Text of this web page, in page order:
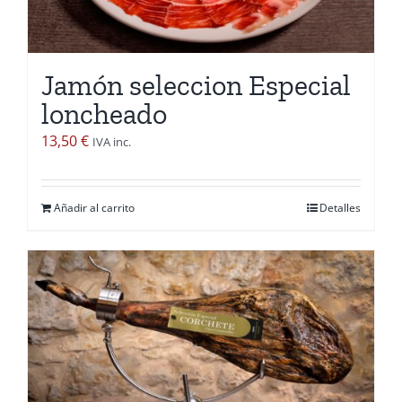
pueden
elegir
la
página
Jamón seleccion Especial
loncheado
13,50€ IVA inc.
Añadir al carrito Detalles